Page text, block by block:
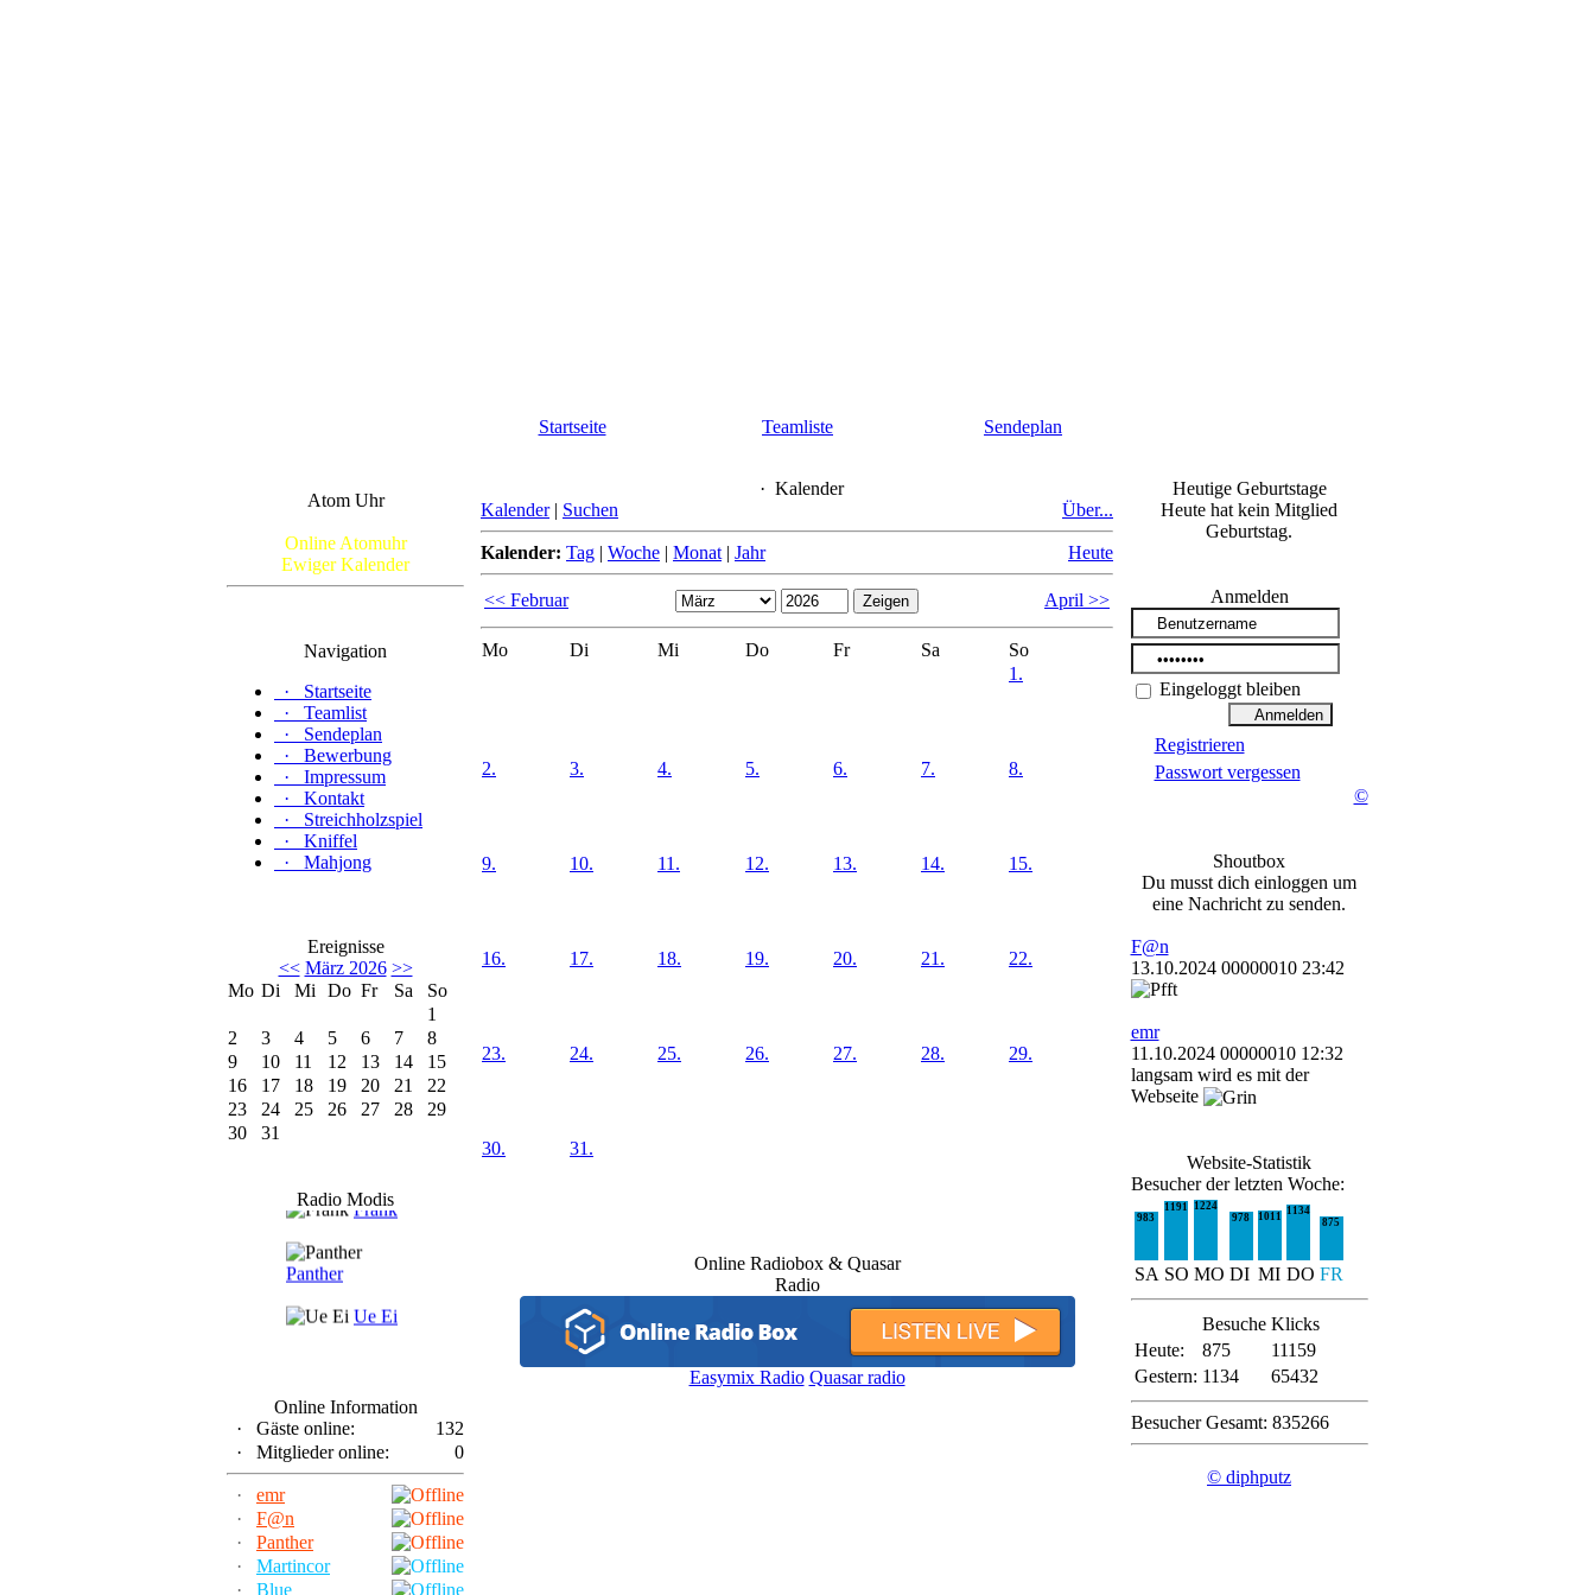
Startseite Teamliste Sendeplan
Atom Uhr
Online Atomuhr
Ewiger Kalender
Navigation
·
Startseite
·
Teamlist
·
Sendeplan
·
Bewerbung
·
Impressum
·
Kontakt
·
Streichholzspiel
·
Kniffel
·
Mahjong
Ereignisse
<< März 2026 >>
Mo Di Mi Do Fr Sa
So
1
2
3 4 5 6 7
8
9
10 11 12 13 14
15
16
17 18 19 20 21
22
23
24 25 26 27 28
29
30
31
Radio Modis
Frank
Panther
Ue Ei
Online Information
·
Gäste online:
132
·
Mitglieder online: 0
·
emr
·
F@n
·
Panther
·
Martincor
·
Blue
· Kalender
Kalender | Suchen Über...
Kalender: Tag | Woche | Monat | Jahr Heute
<< Februar April >>
Mo Di Mi Do Fr Sa
So
1.
2. 3. 4. 5. 6. 7. 8.
9. 10. 11. 12. 13. 14. 15.
16. 17. 18. 19. 20. 21. 22.
23. 24. 25. 26. 27. 28. 29.
30. 31.
Online Radiobox & Quasar
Radio
Easymix Radio Quasar radio
Heutige Geburtstage
Heute hat kein Mitglied
Geburtstag.
Anmelden
Eingeloggt bleiben
Registrieren
Passwort vergessen
©
Shoutbox
Du musst dich einloggen um
eine Nachricht zu senden.
F@n
13.10.2024 00000010 23:42
emr
11.10.2024 00000010 12:32
langsam wird es mit der
Webseite
Website-Statistik
Besucher der letzten Woche:
983
1191
1224
978
1011
1134
875
SA SO MO DI MI DO FR
Besuche Klicks
Heute:
875
11159
Gestern: 1134 65432
Besucher Gesamt: 835266
© diphputz